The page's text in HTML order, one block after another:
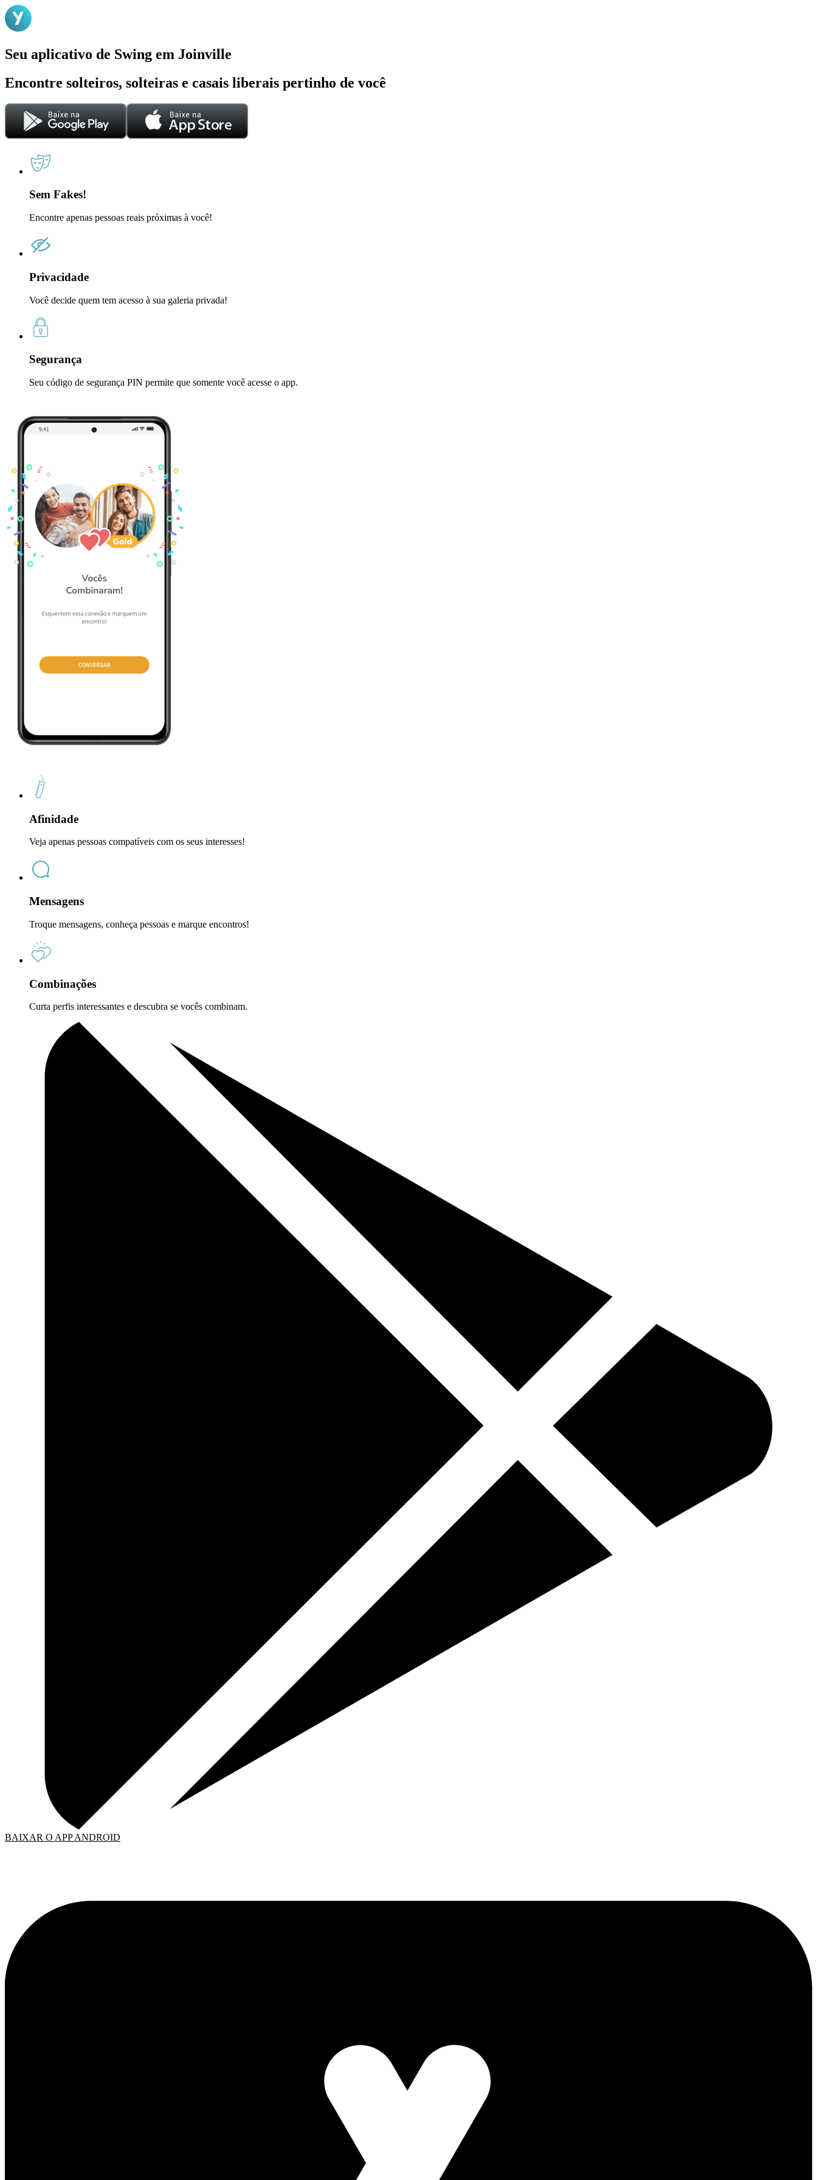
Seu aplicativo de Swing em Joinville
Encontre solteiros, solteiras e casais liberais pertinho de você
Sem Fakes!
Encontre apenas pessoas reais próximas à você!
Privacidade
Você decide quem tem acesso à sua galeria privada!
Segurança
Seu código de segurança PIN permite que somente você acesse o app.
Afinidade
Veja apenas pessoas compatíveis com os seus interesses!
Mensagens
Troque mensagens, conheça pessoas e marque encontros!
Combinações
Curta perfis interessantes e descubra se vocês combinam.
BAIXAR O APP ANDROID